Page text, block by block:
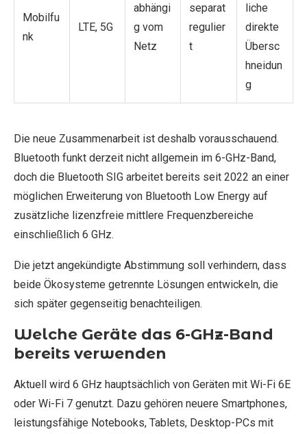
Mobilfu
nk
LTE, 5G
abhängi
g vom
Netz
separat
regulier
t
liche
direkte
Übersc
hneidun
g
Die neue Zusammenarbeit ist deshalb vorausschauend.
Bluetooth funkt derzeit nicht allgemein im 6-GHz-Band,
doch die Bluetooth SIG arbeitet bereits seit 2022 an einer
möglichen Erweiterung von Bluetooth Low Energy auf
zusätzliche lizenzfreie mittlere Frequenzbereiche
einschließlich 6 GHz.
Die jetzt angekündigte Abstimmung soll verhindern, dass
beide Ökosysteme getrennte Lösungen entwickeln, die
sich später gegenseitig benachteiligen.
Welche Geräte das 6-GHz-Band
bereits verwenden
Aktuell wird 6 GHz hauptsächlich von Geräten mit Wi-Fi 6E
oder Wi-Fi 7 genutzt. Dazu gehören neuere Smartphones,
leistungsfähige Notebooks, Tablets, Desktop-PCs mit